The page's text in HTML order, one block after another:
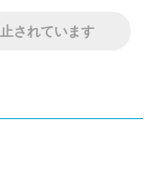
されています